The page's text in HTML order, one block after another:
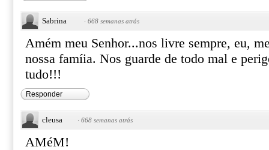
Sabrina · 668 semanas atrás
Amém meu Senhor...nos livre sempre, eu,
nossa famíia. Nos guarde de todo mal e
tudo!!!
Responder
cleusa · 668 semanas atrás
AMéM!